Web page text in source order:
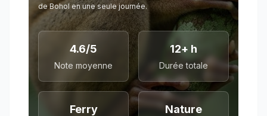
de Bohol en une seule journée.
4.6/5
Note moyenne
12+ h
Durée totale
Ferry Nature